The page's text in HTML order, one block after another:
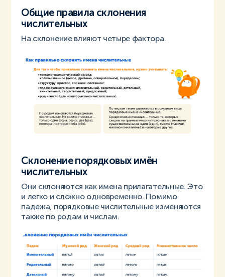
Общие правила склонения
числительных
На склонение влияют четыре фактора.
Склонение порядковых имён
числительных
Они склоняются как имена прилагательные. Это
и легко и сложно одновременно. Помимо
падежа, порядковые числительные изменяются
также по родам и числам.